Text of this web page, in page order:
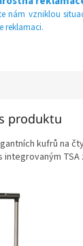
nám vzniklou
reklamaci.
produktu
kufrů na
TSA